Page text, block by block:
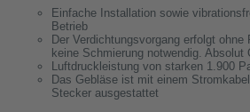
Einfache Installation sowie
Betrieb
Der Verdichtungsvorgang erfolgt ohne
keine Schmierung notwendig. Absolut
Luftdruckleistung von starken 1.900
Das Gebläse ist mit einem
Stecker ausgestattet